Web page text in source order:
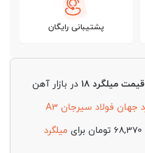
پشتیبانی رایگان
قیمت میلگرد ۱۸
در بازار آهن
میلگرد جهان فولاد سیرجان A3
میلگرد